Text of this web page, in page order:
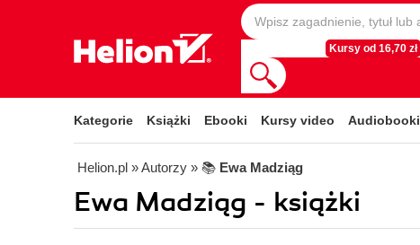
Kursy od 16,70 zł
Kategorie Książki Ebooki Kursy video Audiobooki
Helion.pl » Autorzy » 📚 Ewa Madziąg
Ewa Madziąg - książki